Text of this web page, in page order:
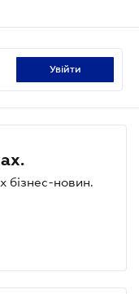
увійти
бізнес-новин.